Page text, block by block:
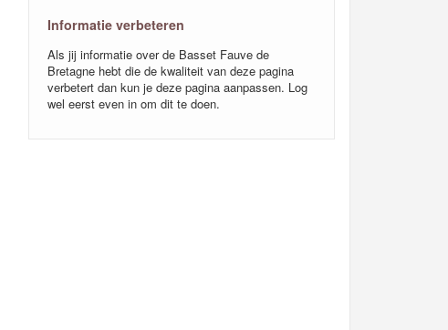
Informatie verbeteren
Als jij informatie over de Basset Fauve de
Bretagne hebt die de kwaliteit van deze pagina
verbetert dan kun je deze pagina aanpassen. Log
wel eerst even in om dit te doen.